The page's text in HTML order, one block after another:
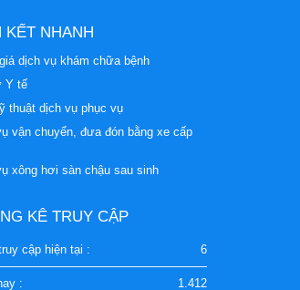
KẾT NHANH
dịch vụ khám chữa bệnh
Y tế
thuật dịch vụ phục vụ
vận chuyển, đưa đón bằng xe cấp
xông hơi sàn chậu sau sinh
KÊ TRUY CẬP
cập hiện tại : 6
: 1.412